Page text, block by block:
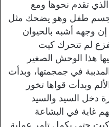
تقدم نحوها ومع
جسم طفل وهو يضحك مثل
وجهه أشبه بالحيوان
لم تتحرك كيت
هذا الوحش الصغير
في جمجمتها، وبدأت
وبدأت قواها تخور
دخل السيد والسيد
غاية في البشاعة
كيت حتى يكمل تامر عملية